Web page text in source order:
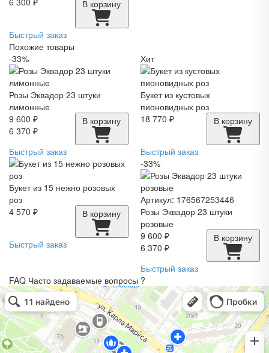
В корзину
Быстрый заказ
Похожие товары
-33%
Розы Эквадор 23 штуки
лимонные
9 600 ₽
6 370 ₽
В корзину
Быстрый заказ
Хит
Букет из кустовых
пионовидных роз
18 770 ₽
В корзину
Быстрый заказ
Букет из 15 нежно розовых
роз
4 570 ₽
В корзину
Быстрый заказ
-33%
Артикул: 176567253446
Розы Эквадор 23 штуки
розовые
9 600 ₽
6 370 ₽
В корзину
Быстрый заказ
FAQ Часто задаваемые вопросы ?
Pro. Цветы
Магазин цветов в Нижнем Новгороде
Доставка цветов и букетов в Нижнем Новгороде